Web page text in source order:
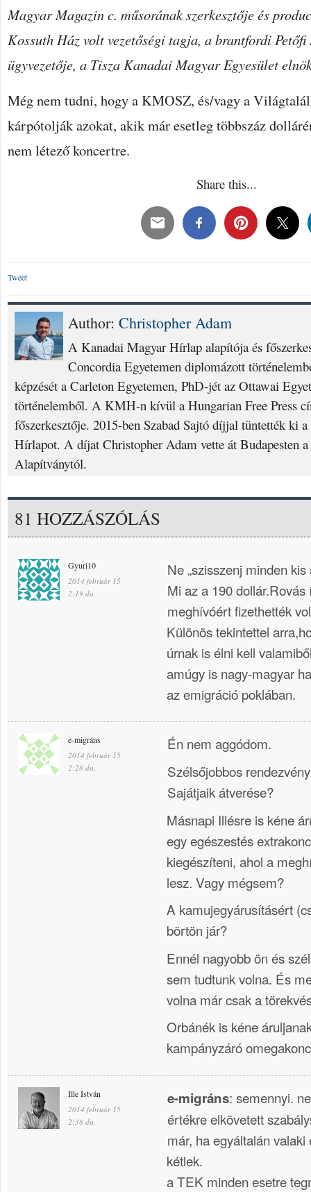
Magyar Magazin c. műsorának szerkesztője és
Kossuth Ház volt vezetőségi tagja, a brantfordi
ügyvezetője, a Tisza Kanadai Magyar Egyesület
Még nem tudni, hogy a KMOSZ, és/vagy a
kárpótolják azokat, akik már esetleg többszáz
nem létező koncertre.
Share this...
Tweet
Author: Christopher Adam
A Kanadai Magyar Hírlap alapítója és
Concordia Egyetemen diplomázott
képzését a Carleton Egyetemen, PhD-jét az Ottawai
történelemből. A KMH-n kívül a Hungarian Free Press
főszerkesztője. 2015-ben Szabad Sajtó díjjal tüntették ki
Hírlapot. A díjat Christopher Adam vette át Budapesten a
Alapítványtól.
81 HOZZÁSZÓLÁS
Gyuri10
2014 február 15
2:19 du.
Ne „szisszenj minden kis
Mi az a 190 dollár.Rovás
meghívóért fizethették
Különös tekintettel
úrnak is élni kell
amúgy is nagy-magyar
az emigráció poklában.
e-migráns
2014 február 15
2:28 du.
Én nem aggódom.
Szélsőjobbos
Sajátjaik átverése?
Másnapi Illésre is kéne
egy egészestés
kiegészíteni, ahol a
lesz. Vagy mégsem?
A kamujegyárusításért
börtön jár?
Ennél nagyobb ön és
sem tudtunk volna. És
volna már csak a
Orbánék is kéne
kampányzáró
Ille István
2014 február 15
2:38 du.
e-migráns: semennyi.
értékre elkövetett
már, ha egyáltalán
kétlek.
a TEK minden esetre